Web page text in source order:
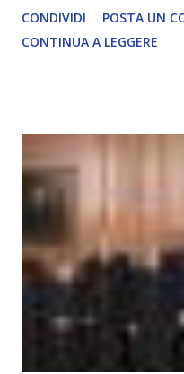
soggettiva, non prova
autentico, non ha
che permette di scegliere
scelta più efficiente. È ciò
L’intelligenza può
non può essere
l’esperienza. Come
diventerà sempre più
2035), emergeranno
lampante: L’IA sarà in gr...
CONDIVIDI
POSTA UN
CONTINUA A LEGGERE